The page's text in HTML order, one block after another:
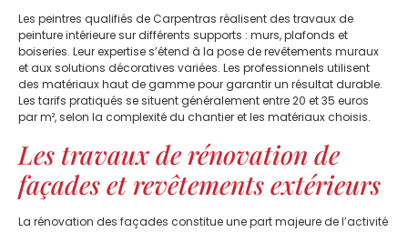
Les peintres qualifiés de Carpentras réalisent des travaux de
peinture intérieure sur différents supports : murs, plafonds et
boiseries. Leur expertise s’étend à la pose de revêtements muraux
et aux solutions décoratives variées. Les professionnels utilisent
des matériaux haut de gamme pour garantir un résultat durable.
Les tarifs pratiqués se situent généralement entre 20 et 35 euros
par m², selon la complexité du chantier et les matériaux choisis.
Les travaux de rénovation de
façades et revêtements extérieurs
La rénovation des façades constitue une part majeure de l’activité